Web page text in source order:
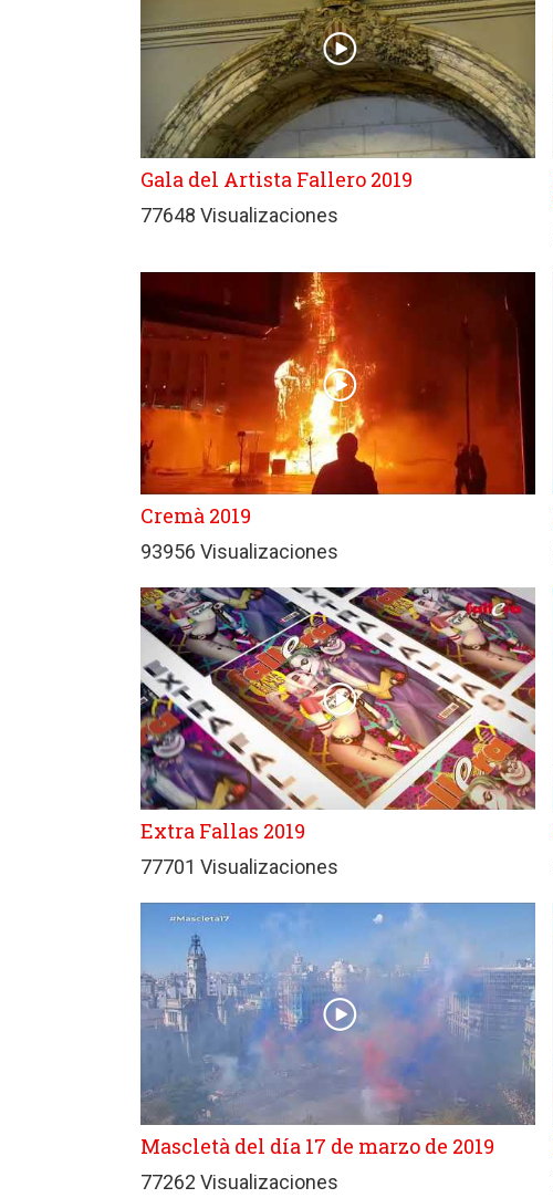
Gala del Artista Fallero 2019
77648 Visualizaciones
Cremà 2019
93956 Visualizaciones
Extra Fallas 2019
77701 Visualizaciones
Mascletà del día 17 de marzo de 2019
77262 Visualizaciones